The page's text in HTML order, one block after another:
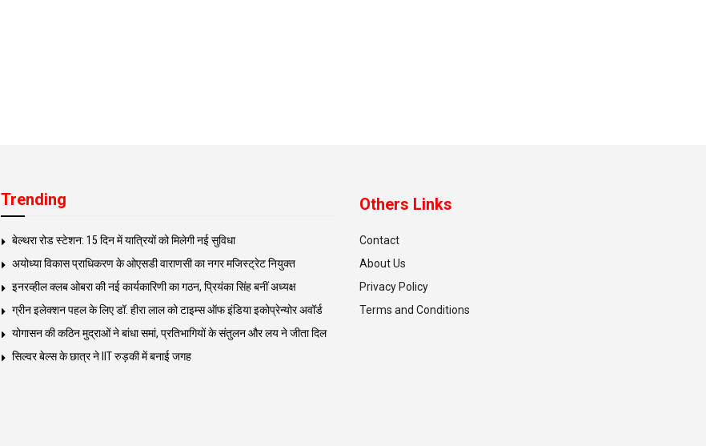
Trending
बेल्थरा रोड स्टेशन: 15 दिन में यात्रियों को मिलेगी नई सुविधा
अयोध्या विकास प्राधिकरण के ओएसडी वाराणसी का नगर मजिस्ट्रेट नियुक्त
इनरव्हील क्लब ओबरा की नई कार्यकारिणी का गठन, प्रियंका सिंह बनीं अध्यक्ष
ग्रीन इलेक्शन पहल के लिए डॉ. हीरा लाल को टाइम्स ऑफ इंडिया इकोप्रेन्योर अवॉर्ड
योगासन की कठिन मुद्राओं ने बांधा समां, प्रतिभागियों के संतुलन और लय ने जीता दिल
सिल्वर बेल्स के छात्र ने IIT रुड़की में बनाई जगह
Others Links
Contact
About Us
Privacy Policy
Terms and Conditions